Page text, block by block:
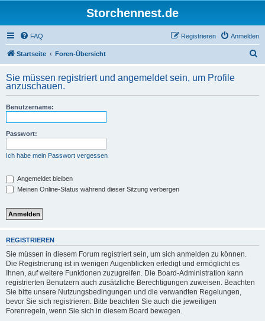
Storchennest.de
FAQ Anmelden
Registrieren
Startseite Foren-Übersicht
h
Sie müssen registriert und angemeldet sein, um Profile
anzuschauen.
Benutzername:
Passwort:
Ich habe mein Passwort vergessen
Angemeldet bleiben
Meinen Online-Status während dieser Sitzung verbergen
REGISTRIEREN
Sie müssen in diesem Forum registriert sein, um sich anmelden zu können.
Die Registrierung ist in wenigen Augenblicken erledigt und ermöglicht es
Ihnen, auf weitere Funktionen zuzugreifen. Die Board-Administration kann
registrierten Benutzern auch zusätzliche Berechtigungen zuweisen. Beachten
Sie bitte unsere Nutzungsbedingungen und die verwandten Regelungen,
bevor Sie sich registrieren. Bitte beachten Sie auch die jeweiligen
Forenregeln, wenn Sie sich in diesem Board bewegen.